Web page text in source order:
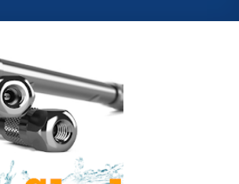
Add
to
wishlist